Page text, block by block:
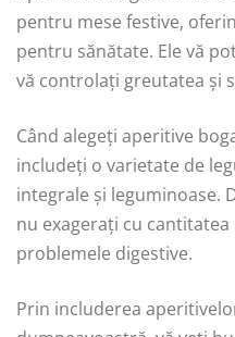
pentru mese festive,
pentru sănătate. Ele vă
vă controlați greutatea și
Când alegeți aperitive
includeți o varietate de
integrale și leguminoase.
nu exagerați cu
problemele digestive.
Prin includerea